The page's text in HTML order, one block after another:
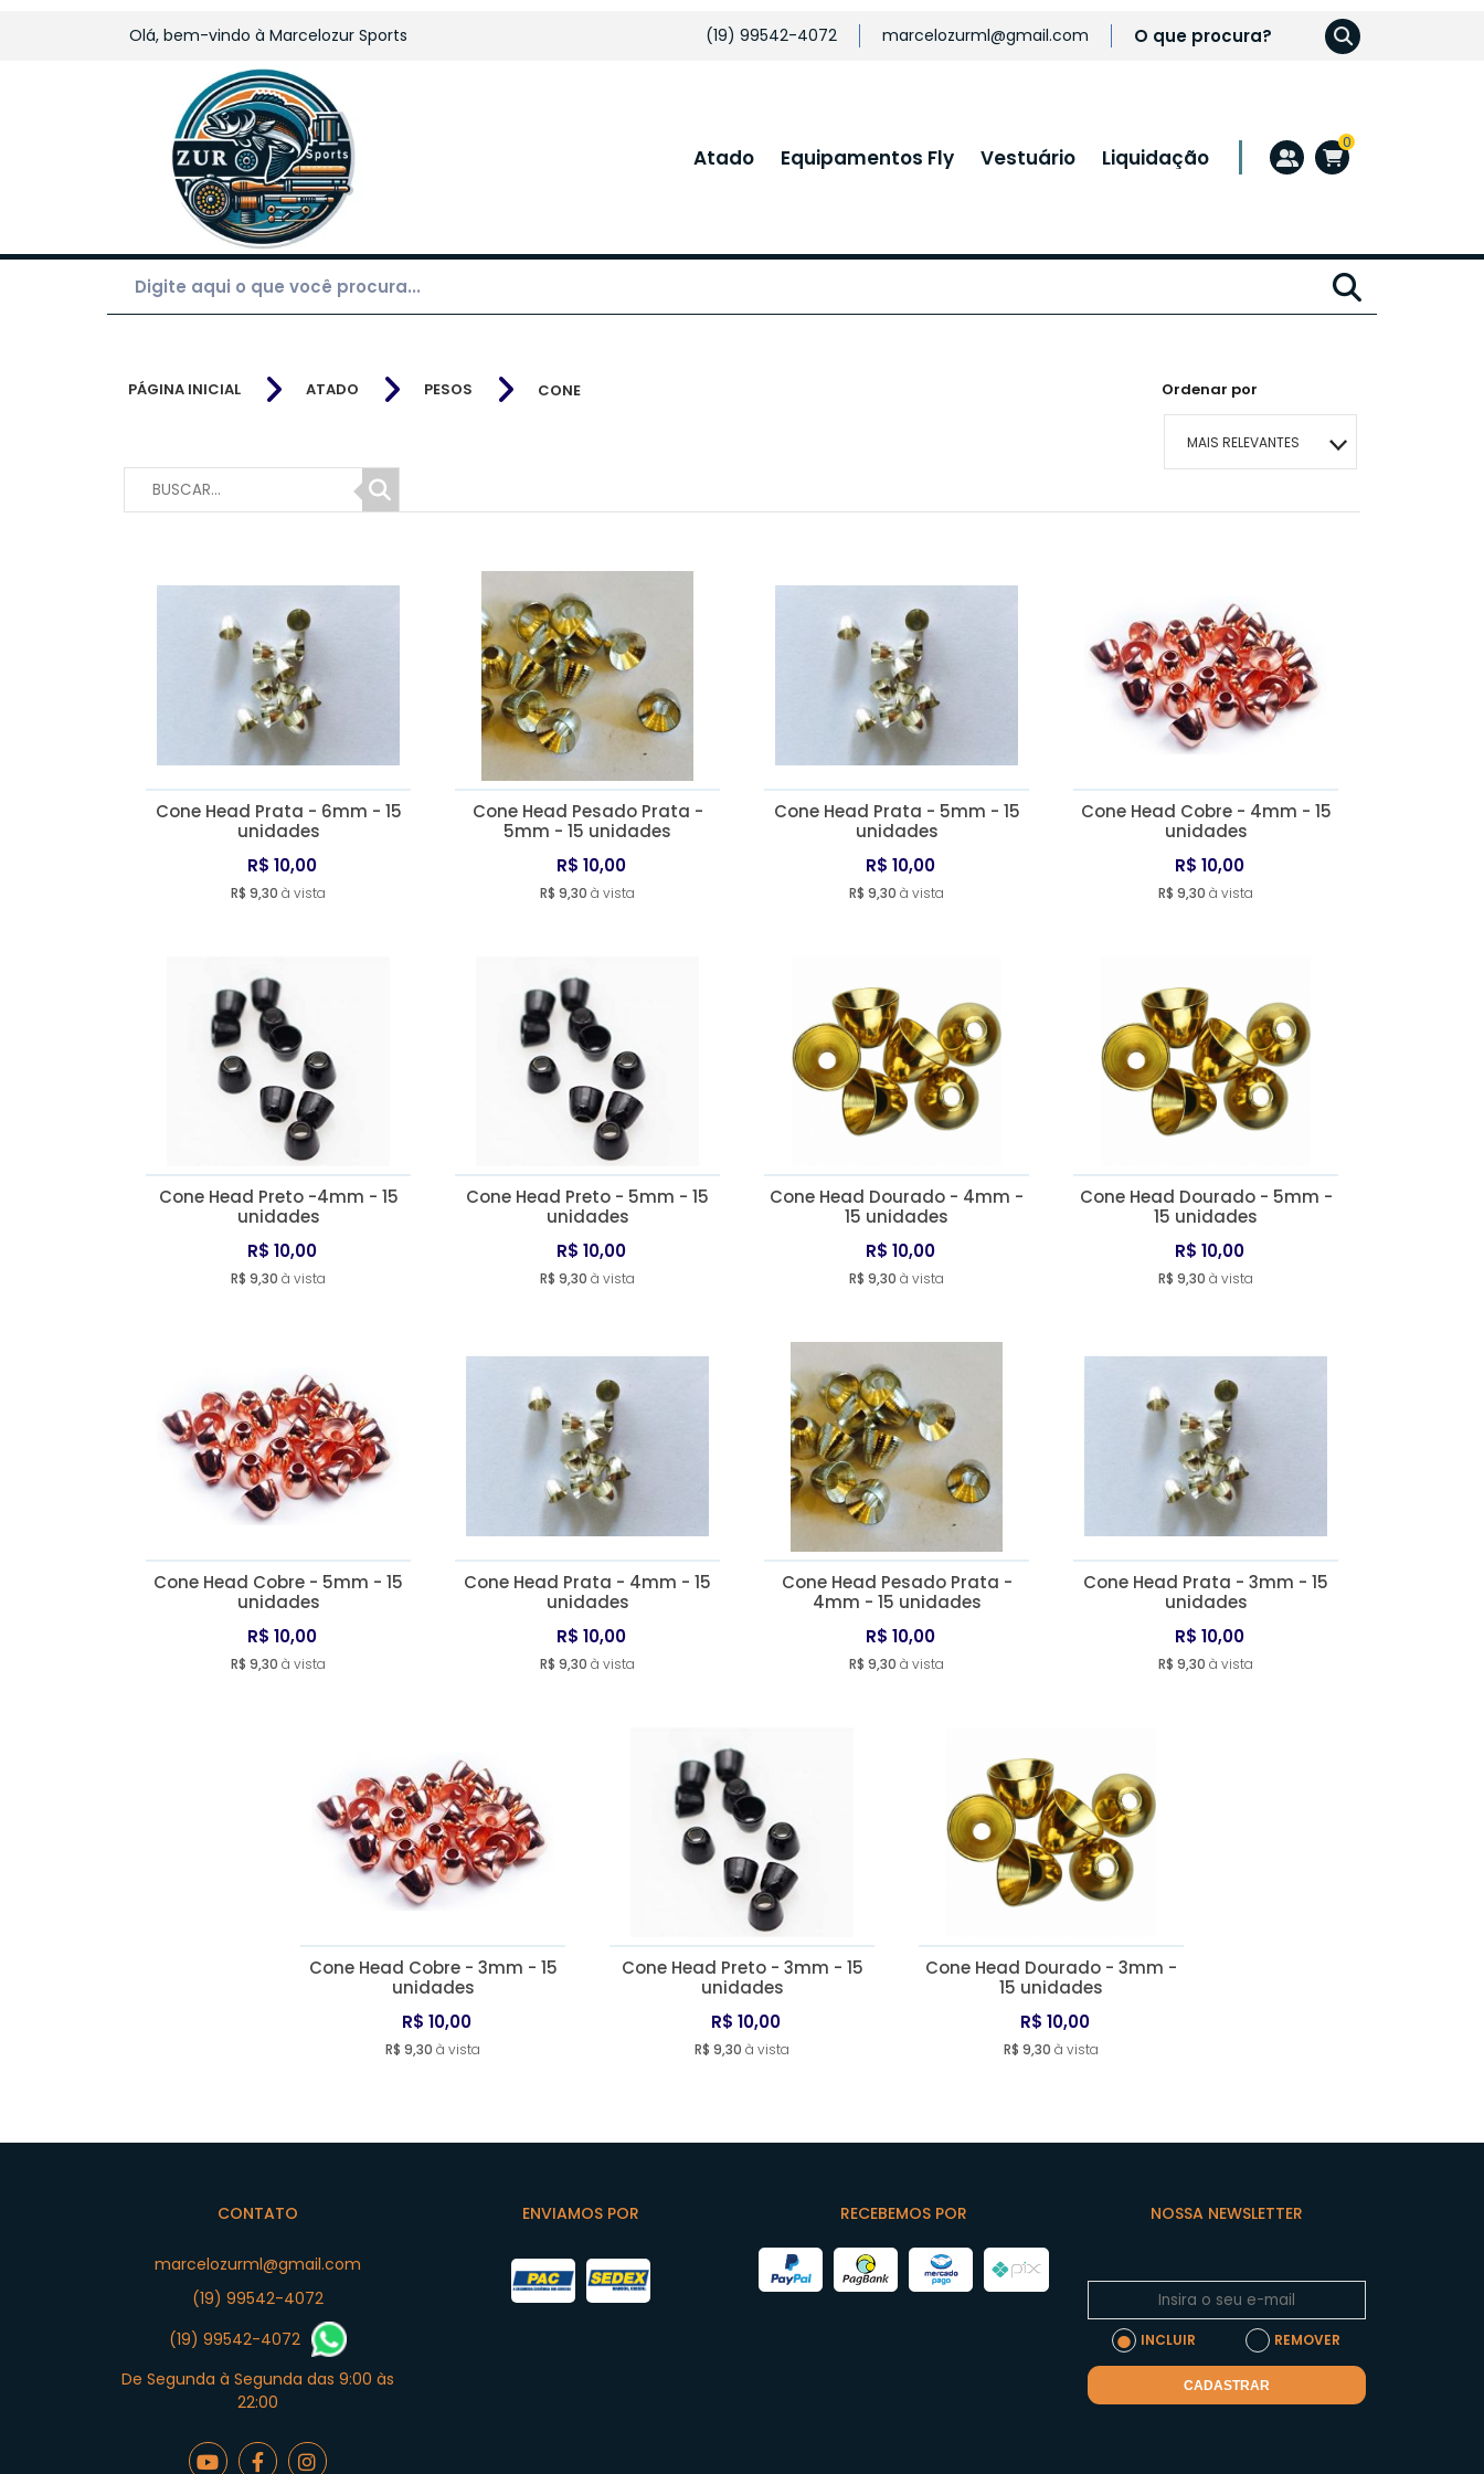
Olá, bem-vindo à Marcelozur Sports (19) 99542-4072 marcelozurml@gmail.com
Atado Equipamentos Fly Vestuário Liquidação
0
PÁGINA INICIAL ATADO PESOS CONE Ordenar por
MAIS RELEVANTES
MAIOR PREÇO
A - Z
Cone Head Prata - 6mm - 15
unidades
R$ 10,00
R$ 9,30 à vista
Cone Head Pesado Prata -
5mm - 15 unidades
R$ 10,00
R$ 9,30 à vista
Cone Head Prata - 5mm - 15
unidades
R$ 10,00
R$ 9,30 à vista
Cone Head Cobre - 4mm - 15
unidades
R$ 10,00
R$ 9,30 à vista
Cone Head Preto -4mm - 15
unidades
R$ 10,00
R$ 9,30 à vista
Cone Head Preto - 5mm - 15
unidades
R$ 10,00
R$ 9,30 à vista
Cone Head Dourado - 4mm -
15 unidades
R$ 10,00
R$ 9,30 à vista
Cone Head Dourado - 5mm -
15 unidades
R$ 10,00
R$ 9,30 à vista
Cone Head Cobre - 5mm - 15
unidades
R$ 10,00
R$ 9,30 à vista
Cone Head Prata - 4mm - 15
unidades
R$ 10,00
R$ 9,30 à vista
Cone Head Pesado Prata -
4mm - 15 unidades
R$ 10,00
R$ 9,30 à vista
Cone Head Prata - 3mm - 15
unidades
R$ 10,00
R$ 9,30 à vista
Cone Head Cobre - 3mm - 15
unidades
R$ 10,00
R$ 9,30 à vista
Cone Head Preto - 3mm - 15
unidades
R$ 10,00
R$ 9,30 à vista
Cone Head Dourado - 3mm -
15 unidades
R$ 10,00
R$ 9,30 à vista
CONTATO
marcelozurml@gmail.com
(19) 99542-4072
(19) 99542-4072
De Segunda à Segunda das 9:00 às
22:00
ENVIAMOS POR RECEBEMOS POR NOSSA NEWSLETTER
INCLUIR REMOVER
CADASTRAR